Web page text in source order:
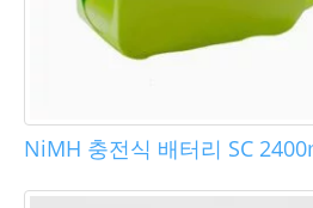
NiMH 충전식 배터리 SC